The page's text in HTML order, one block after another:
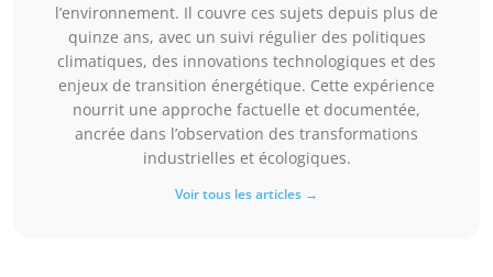
l’environnement. Il couvre ces sujets depuis plus de
quinze ans, avec un suivi régulier des politiques
climatiques, des innovations technologiques et des
enjeux de transition énergétique. Cette expérience
nourrit une approche factuelle et documentée,
ancrée dans l’observation des transformations
industrielles et écologiques.
Voir tous les articles →